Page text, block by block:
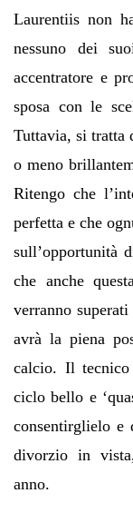
Laurentiis non
nessuno dei
accentratore e
sposa con le
Tuttavia, si tratta
o meno
Ritengo che
perfetta e che
sull’opportunità
che anche
verranno
avrà la piena
calcio. Il
ciclo bello e
consentirglielo e
divorzio in
anno.